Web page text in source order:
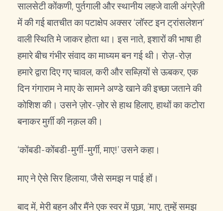
सालसेटी कोंकणी, पुर्तगाली और स्थानीय लहजे वाली अंग्रेज़ी
में की गई बातचीत का पटाक्षेप अक्सर ‘लॉस्ट इन ट्रांसलेशन’
वाली स्थिति मे जाकर होता था। इस नाते, इशारों की भाषा ही
हमारे बीच गंभीर संवाद का माध्यम बन गई थी। रोज़-रोज़
हमारे द्वारा दिए गए चावल, करी और सब्ज़ियों से ऊबकर, एक
दिन गंगाराम ने माए के सामने अण्डे खाने की इच्छा जताने की
कोशिश की। उसने ज़ोर-ज़ोर से हाथ हिलाए, हाथों का कटोरा
बनाकर मुर्ग़ी की नक़ल की।
‘कोंबडी-कोंबडी-मुर्गी-मुर्गी, माए!’ उसने कहा।
माए ने ऐसे सिर हिलाया, जैसे समझ न पाई हों।
बाद में, मेरी बहन और मैंने एक स्वर में पूछा, ‘माए, तुम्हें समझ